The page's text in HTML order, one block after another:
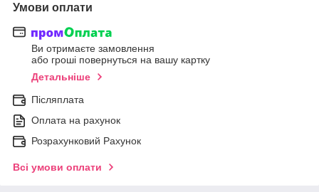
Умови оплати
Ви отримаєте замовлення
або гроші повернуться на вашу картку
Детальніше
Післяплата
Оплата на рахунок
Розрахунковий Рахунок
Всі умови оплати